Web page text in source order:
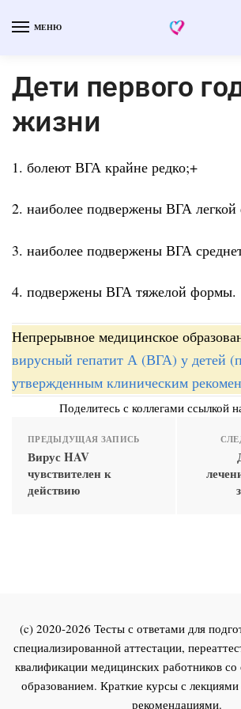
МЕНЮ
Дети первого
жизни
1. болеют ВГА крайне редко;+
2. наиболее подвержены ВГА
3. наиболее подвержены ВГА
4. подвержены ВГА тяжелой формы.
Непрерывное медицинское
вирусный гепатит А (ВГА) у детей
утвержденным клиническим
Поделитесь с коллегами ссылкой
ПРЕДЫДУЩАЯ ЗАПИСЬ
Вирус HAV
чувствителен к
действию
(c) 2020-2026 Тесты с ответами для
специализированной аттестации,
квалификации медицинских работников
образованием. Краткие курсы с лекциями
рекомендациями.